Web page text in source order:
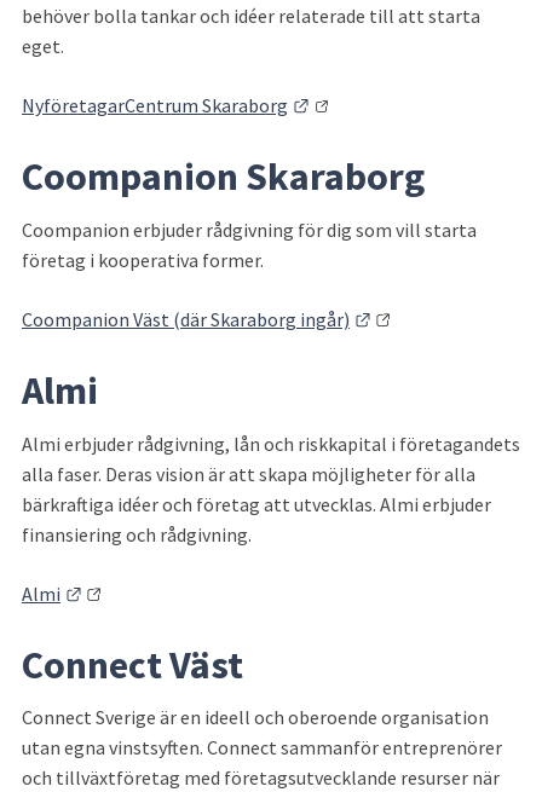
behöver bolla tankar och idéer relaterade till att starta
eget.
NyföretagarCentrum Skaraborg Länk till annan webbplats.
Coompanion Skaraborg
Coompanion erbjuder rådgivning för dig som vill starta
företag i kooperativa former.
Coompanion Väst (där Skaraborg ingår) Länk till annan
Almi
Almi erbjuder rådgivning, lån och riskkapital i företagandets
alla faser. Deras vision är att skapa möjligheter för alla
bärkraftiga idéer och företag att utvecklas. Almi erbjuder
finansiering och rådgivning.
Almi Länk till annan webbplats.
Connect Väst
Connect Sverige är en ideell och oberoende organisation
utan egna vinstsyften. Connect sammanför entreprenörer
och tillväxtföretag med företagsutvecklande resurser när